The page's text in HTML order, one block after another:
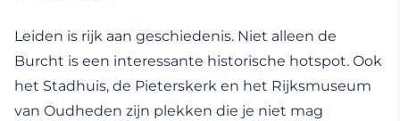
Leiden is rijk aan geschiedenis. Niet alleen de
Burcht is een interessante historische hotspot. Ook
het Stadhuis, de Pieterskerk en het Rijksmuseum
van Oudheden zijn plekken die je niet mag